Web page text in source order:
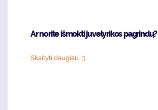
Ar norite išmokti juvelyrikos pagrindų?
Skaityti daugiau